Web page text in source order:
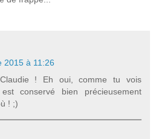
2015 à 11:26
! Eh oui, comme tu vois
conservé bien précieusement
! ;)